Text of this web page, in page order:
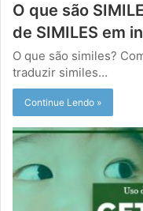
O que são
de SIMILES em
O que são similes?
traduzir similes…
Continue Lendo »